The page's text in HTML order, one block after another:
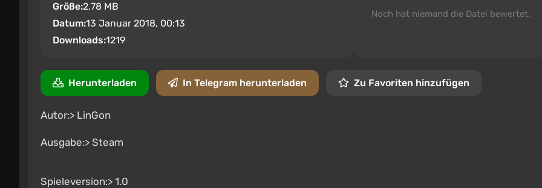
Größe:2.78 MB
Datum:13 Januar 2018, 00:13
Downloads:1219
Noch hat niemand die Datei bewertet.
Herunterladen In Telegram herunterladen Zu Favoriten hinzufügen
Autor:> LinGon
Ausgabe:> Steam
Spieleversion:> 1.0